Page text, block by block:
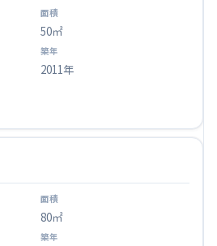
50㎡
2011年
80㎡